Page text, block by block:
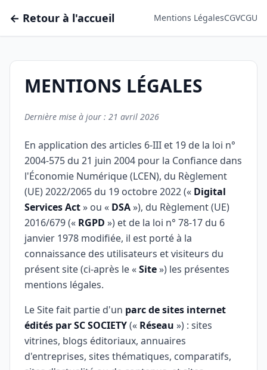
← Retour à l'accueil Mentions LégalesCGVCGU
MENTIONS LÉGALES
Dernière mise à jour : 21 avril 2026
En application des articles 6-III et 19 de la loi n°
2004-575 du 21 juin 2004 pour la Confiance dans
l'Économie Numérique (LCEN), du Règlement
(UE) 2022/2065 du 19 octobre 2022 (« Digital
Services Act» ou « DSA»), du Règlement (UE)
2016/679 (« RGPD ») et de la loi n° 78-17 du 6
janvier 1978 modifiée, il est porté à la
connaissance des utilisateurs et visiteurs du
présent site (ci-après le «Site») les présentes
mentions légales.
Le Site fait partie d'un parc de sites internet
édités par SC SOCIETY(« Réseau ») : sites
vitrines, blogs éditoriaux, annuaires
d'entreprises, sites thématiques, comparatifs,